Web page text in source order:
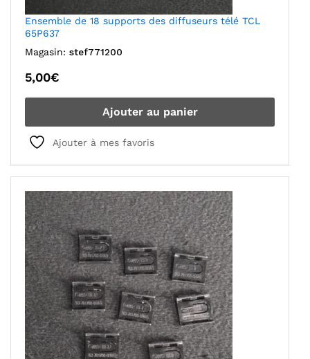
Ensemble de 18 supports des diffuseurs télé TCL
65P637
Magasin: stef771200
5,00€
Ajouter au panier
Ajouter à mes favoris